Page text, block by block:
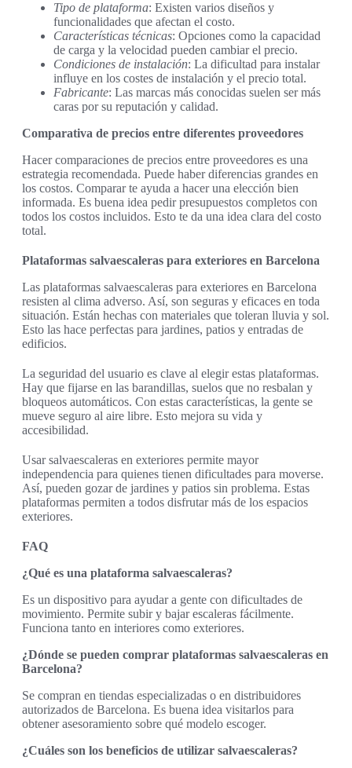
Tipo de plataforma: Existen varios diseños y
funcionalidades que afectan el costo.
Características técnicas: Opciones como la capacidad
de carga y la velocidad pueden cambiar el precio.
Condiciones de instalación: La dificultad para instalar
influye en los costes de instalación y el precio total.
Fabricante: Las marcas más conocidas suelen ser más
caras por su reputación y calidad.
Comparativa de precios entre diferentes proveedores
Hacer comparaciones de precios entre proveedores es una
estrategia recomendada. Puede haber diferencias grandes en
los costos. Comparar te ayuda a hacer una elección bien
informada. Es buena idea pedir presupuestos completos con
todos los costos incluidos. Esto te da una idea clara del costo
total.
Plataformas salvaescaleras para exteriores en Barcelona
Las plataformas salvaescaleras para exteriores en Barcelona
resisten al clima adverso. Así, son seguras y eficaces en toda
situación. Están hechas con materiales que toleran lluvia y sol.
Esto las hace perfectas para jardines, patios y entradas de
edificios.
La seguridad del usuario es clave al elegir estas plataformas.
Hay que fijarse en las barandillas, suelos que no resbalan y
bloqueos automáticos. Con estas características, la gente se
mueve seguro al aire libre. Esto mejora su vida y
accesibilidad.
Usar salvaescaleras en exteriores permite mayor
independencia para quienes tienen dificultades para moverse.
Así, pueden gozar de jardines y patios sin problema. Estas
plataformas permiten a todos disfrutar más de los espacios
exteriores.
FAQ
¿Qué es una plataforma salvaescaleras?
Es un dispositivo para ayudar a gente con dificultades de
movimiento. Permite subir y bajar escaleras fácilmente.
Funciona tanto en interiores como exteriores.
¿Dónde se pueden comprar plataformas salvaescaleras en
Barcelona?
Se compran en tiendas especializadas o en distribuidores
autorizados de Barcelona. Es buena idea visitarlos para
obtener asesoramiento sobre qué modelo escoger.
¿Cuáles son los beneficios de utilizar salvaescaleras?